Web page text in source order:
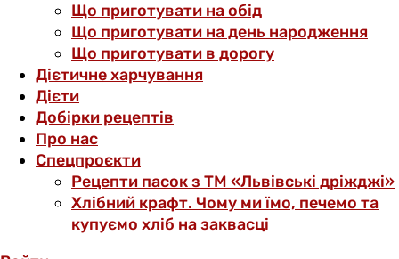
Що приготувати на обід
Що приготувати на день народження
Що приготувати в дорогу
Дієтичне харчування
Дієти
Добірки рецептів
Про нас
Спецпроєкти
Рецепти пасок з ТМ «Львівські дріжджі»
Хлібний крафт. Чому ми їмо, печемо та
купуємо хліб на заквасці